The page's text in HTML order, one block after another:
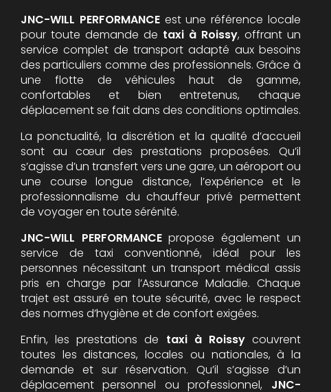
JNC-WILL PERFORMANCEest une référence locale
pour toute demande de taxi à Roissy, offrant un
service complet de transport adapté aux besoins
des particuliers comme des professionnels. Grâce à
une flotte de véhicules haut de gamme,
confortables et bien entretenus, chaque
déplacement se fait dans des conditions optimales.
La ponctualité, la discrétion et la qualité d’accueil
sont au cœur des prestations proposées. Qu’il
s’agisse d’un transfert vers une gare, un aéroport ou
une course longue distance, l’expérience et le
professionnalisme du chauffeur privé permettent
de voyager en toute sérénité.
JNC-WILL PERFORMANCEpropose également un
service de taxi conventionné, idéal pour les
personnes nécessitant un transport médical assis
pris en charge par l’Assurance Maladie. Chaque
trajet est assuré en toute sécurité, avec le respect
des normes d’hygiène et de confort exigées.
Enfin, les prestations de taxi à Roissy couvrent
toutes les distances, locales ou nationales, à la
demande et sur réservation. Qu’il s’agisse d’un
déplacement personnel ou professionnel, JNC-